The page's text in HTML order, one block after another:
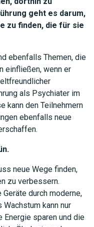
geht es darum,
zu finden, die für sie
ebenfalls Themen, die
einfließen, wenn er
als Psychiater im
kann den Teilnehmern
ebenfalls neue
neue Wege finden,
zu verbessern.
durch moderne,
kann nur
Energie sparen und die